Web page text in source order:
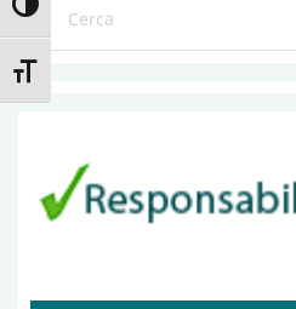
ATTIVA/DISATTIVA ALTO CONTRASTO
ATTIVA/DISATTIVA DIMENSIONE TESTO